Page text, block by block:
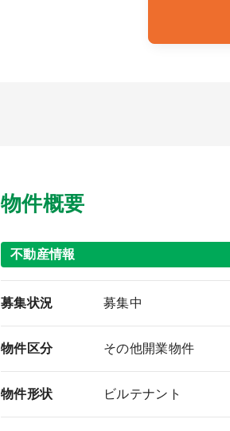
物件概要
不動産情報
募集状況 募集中
物件区分 その他開業物件
物件形状 ビルテナント